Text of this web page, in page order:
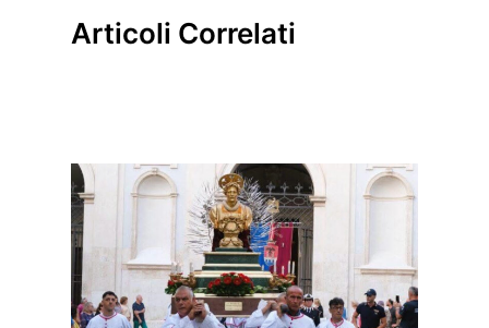
Articoli Correlati